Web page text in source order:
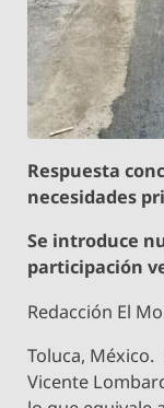
Respuesta
necesidades
Se introduce
participación
Redacción El
Toluca,
Vicente